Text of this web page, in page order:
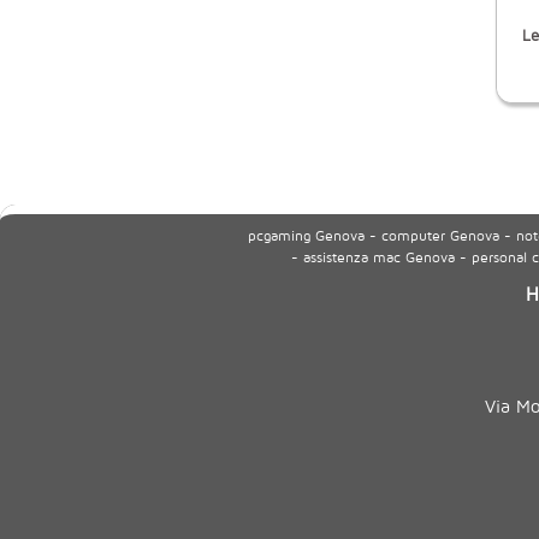
pcgaming Genova - computer Genova -
- assistenza mac Genova -
Via